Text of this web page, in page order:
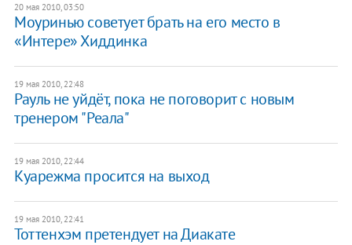
20 мая 2010, 03:50
Моуринью советует брать на его место в
«Интере» Хиддинка
19 мая 2010, 22:48
Рауль не уйдёт, пока не поговорит с новым
тренером "Реала"
19 мая 2010, 22:44
Куарежма просится на выход
19 мая 2010, 22:41
Тоттенхэм претендует на Диакате